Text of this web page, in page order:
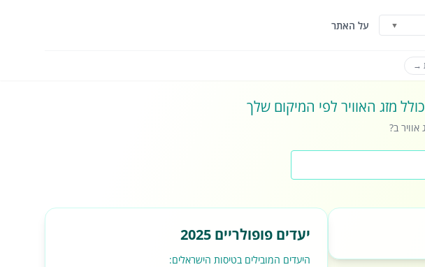
▼ על האתר
→
מזג האוויר לפי המיקום שלך
ב?
יעדים פופולריים 2025
היעדים המובילים בטיסות הישראלים: